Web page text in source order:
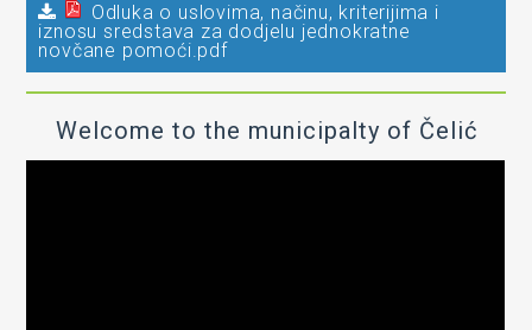
Odluka o uslovima, načinu, kriterijima i
iznosu sredstava za dodjelu jednokratne
novčane pomoći.pdf
Welcome to the municipalty of Čelić